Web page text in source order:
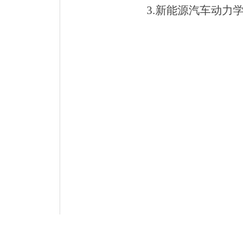
3.新能源汽车动力